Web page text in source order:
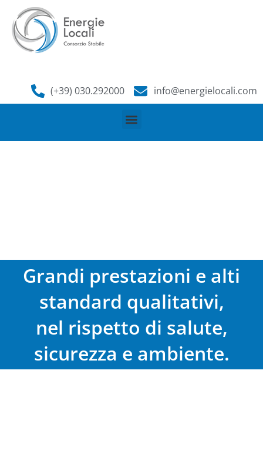
content
(+39) 030.292000 info@energielocali.com
Grandi prestazioni e alti
standard qualitativi,
nel rispetto di salute,
sicurezza e ambiente.